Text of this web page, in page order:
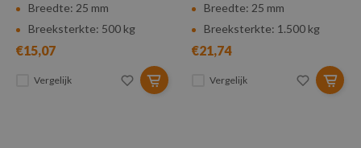
Breedte: 25 mm
Breeksterkte: 500 kg
€15,07
Vergelijk
Breedte: 25 mm
Breeksterkte: 1.500 kg
€21,74
Vergelijk